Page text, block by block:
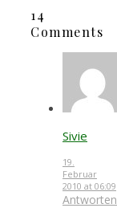
14
Comments
Sivie
19.
Februar
2010 at 06:09
Antworten